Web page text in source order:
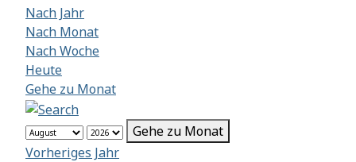
Nach Jahr
Nach Monat
Nach Woche
Heute
Gehe zu Monat
Gehe zu Monat
Vorheriges Jahr